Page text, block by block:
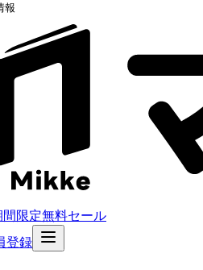
報
間限定無料セール
登録